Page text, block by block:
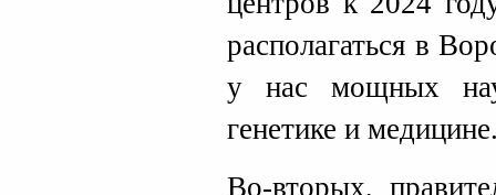
располагаться в
у нас мощных
генетике и
Во-вторых,